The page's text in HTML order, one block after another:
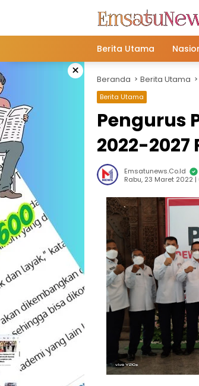
Berita Utama
× Beranda Berita Utama
Berita Utama
Pengurus
2022-
Emsatunews.co.id
Rabu, 23 Maret 2022 |